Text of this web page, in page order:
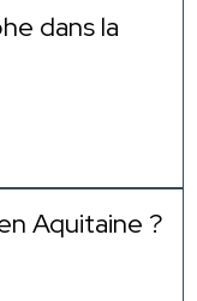
dans la
Aquitaine ?